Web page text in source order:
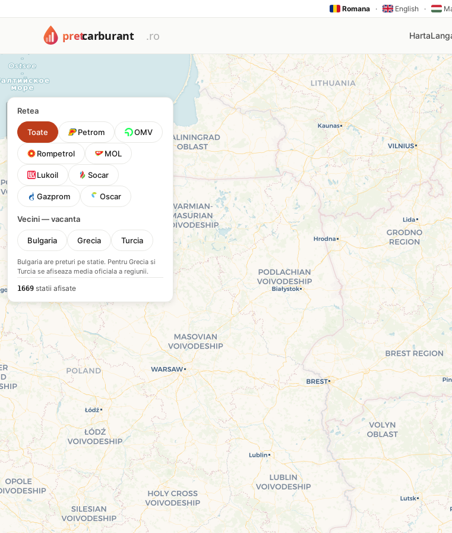
Romana · English ·
Harta
Harta benzinăriilor din România
Harta cu toate cele 1673 benzinării din România: Petrom, OMV, Rompetrol, Mol, Lukoil, Socar,
Filtrează după tip de carburant sau rețea pentru a găsi cea mai ieftină stație din zona ta. Prețurile
+
−
Retea
Toate Petrom OMV
Rompetrol MOL
Lukoil Socar
Gazprom Oscar
Vecini — vacanta
Bulgaria Grecia Turcia
Bulgaria are preturi pe statie. Pentru Grecia si
Turcia se afiseaza media oficiala a regiunii.
1669 statii afisate